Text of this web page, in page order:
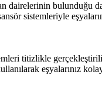
dairelerinin bulunduğu
sistemleriyle
titizlikle
eşyalarınız